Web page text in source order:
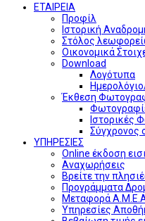
ΕΤΑΙΡΕΙΑ
Προφίλ
Ιστορική
Στόλος
Οικονομικά
Download
Λογότυπα
Έκθεση
Ιστορικές
Σύγχρονος
ΥΠΗΡΕΣΙΕΣ
Online έκδοση
Αναχωρήσεις
Βρείτε την
Προγράμματα
Μεταφορά
Υπηρεσίες